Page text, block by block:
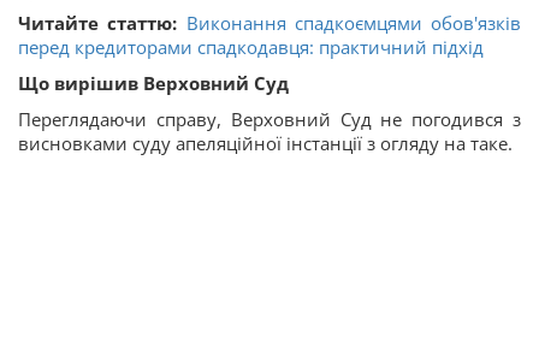
Читайте статтю: Виконання спадкоємцями обов'язків
перед кредиторами спадкодавця: практичний підхід
Що вирішив Верховний Суд
Переглядаючи справу, Верховний Суд не погодився з
висновками суду апеляційної інстанції з огляду на таке.